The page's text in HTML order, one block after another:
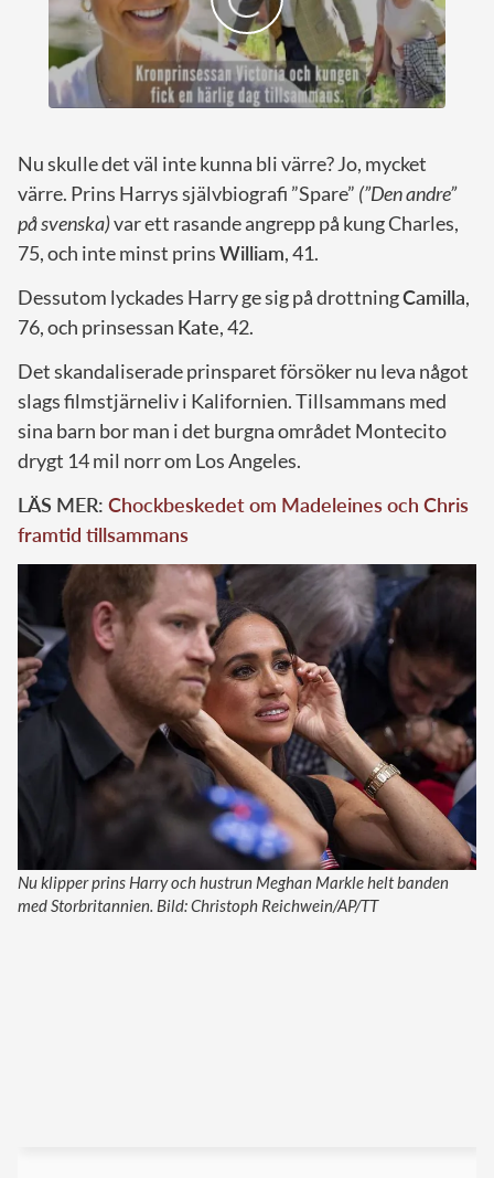
Nu skulle det väl inte kunna bli värre? Jo, mycket
värre. Prins Harrys självbiografi ”Spare” (”Den andre”
på svenska)var ett rasande angrepp på kung Charles,
75, och inte minst prinsWilliam, 41.
Dessutom lyckades Harry ge sig på drottningCamilla,
76, och prinsessan Kate, 42.
Det skandaliserade prinsparet försöker nu leva något
slags filmstjärneliv i Kalifornien. Tillsammans med
sina barn bor man i det burgna området Montecito
drygt 14 mil norr om Los Angeles.
LÄS MER: Chockbeskedet om Madeleines och Chris
framtid tillsammans
Nu klipper prins Harry och hustrun Meghan Markle helt banden
med Storbritannien. Bild: Christoph Reichwein/AP/TT